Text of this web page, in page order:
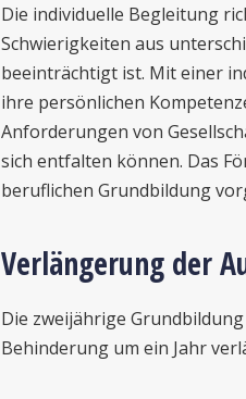
Die individuelle Begleitung
Schwierigkeiten aus
beeinträchtigt ist. Mit einer
ihre persönlichen
Anforderungen von
sich entfalten können. Das
beruflichen Grundbildung
Verlängerung der
Die zweijährige
Behinderung um ein Jahr